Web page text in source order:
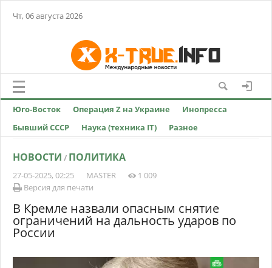
Чт, 06 августа 2026
Юго-Восток Операция Z на Украине
Инопресса
Бывший СССР
Наука (техника IT) Разное
НОВОСТИ / ПОЛИТИКА
27-05-2025, 02:25 MASTER
1 009
Версия для печати
В Кремле назвали опасным снятие
ограничений на дальность ударов по
России